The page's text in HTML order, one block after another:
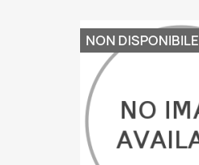
NON DISPONIBILE